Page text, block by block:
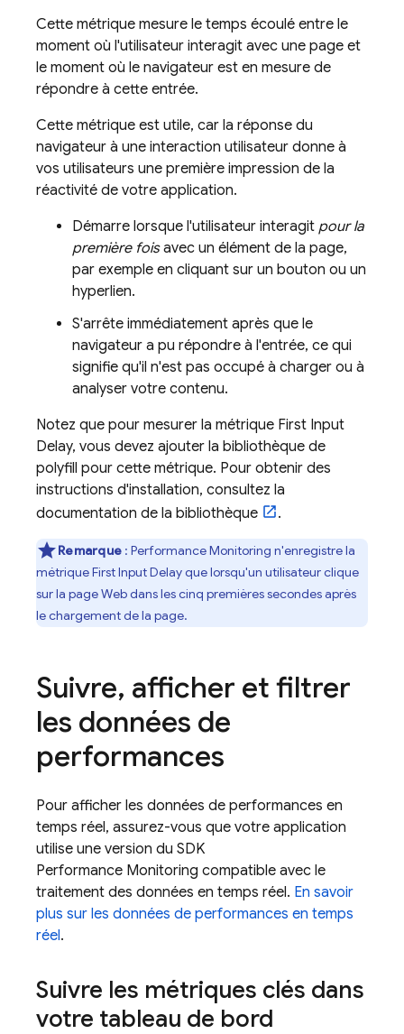
Cette métrique mesure le temps écoulé entre le
moment où l'utilisateur interagit avec une page et
le moment où le navigateur est en mesure de
répondre à cette entrée.
Cette métrique est utile, car la réponse du
navigateur à une interaction utilisateur donne à
vos utilisateurs une première impression de la
réactivité de votre application.
Démarre lorsque l'utilisateur interagit pour la
première foisavec un élément de la page,
par exemple en cliquant sur un bouton ou un
hyperlien.
S'arrête immédiatement après que le
navigateur a pu répondre à l'entrée, ce qui
signifie qu'il n'est pas occupé à charger ou à
analyser votre contenu.
Notez que pour mesurer la métrique First Input
Delay, vous devez ajouter la bibliothèque de
polyfill pour cette métrique. Pour obtenir des
instructions d'installation, consultez la
documentation de la bibliothèque
.
Remarque : Performance Monitoring n'enregistre la
métrique First Input Delay que lorsqu'un utilisateur clique
sur la page Web dans les cinq premières secondes après
le chargement de la page.
Suivre, afficher et filtrer
les données de
performances
Pour afficher les données de performances en
temps réel, assurez-vous que votre application
utilise une version du SDK
Performance Monitoring compatible avec le
traitement des données en temps réel. En savoir
plus sur les données de performances en temps
réel.
Suivre les métriques clés dans
votre tableau de bord